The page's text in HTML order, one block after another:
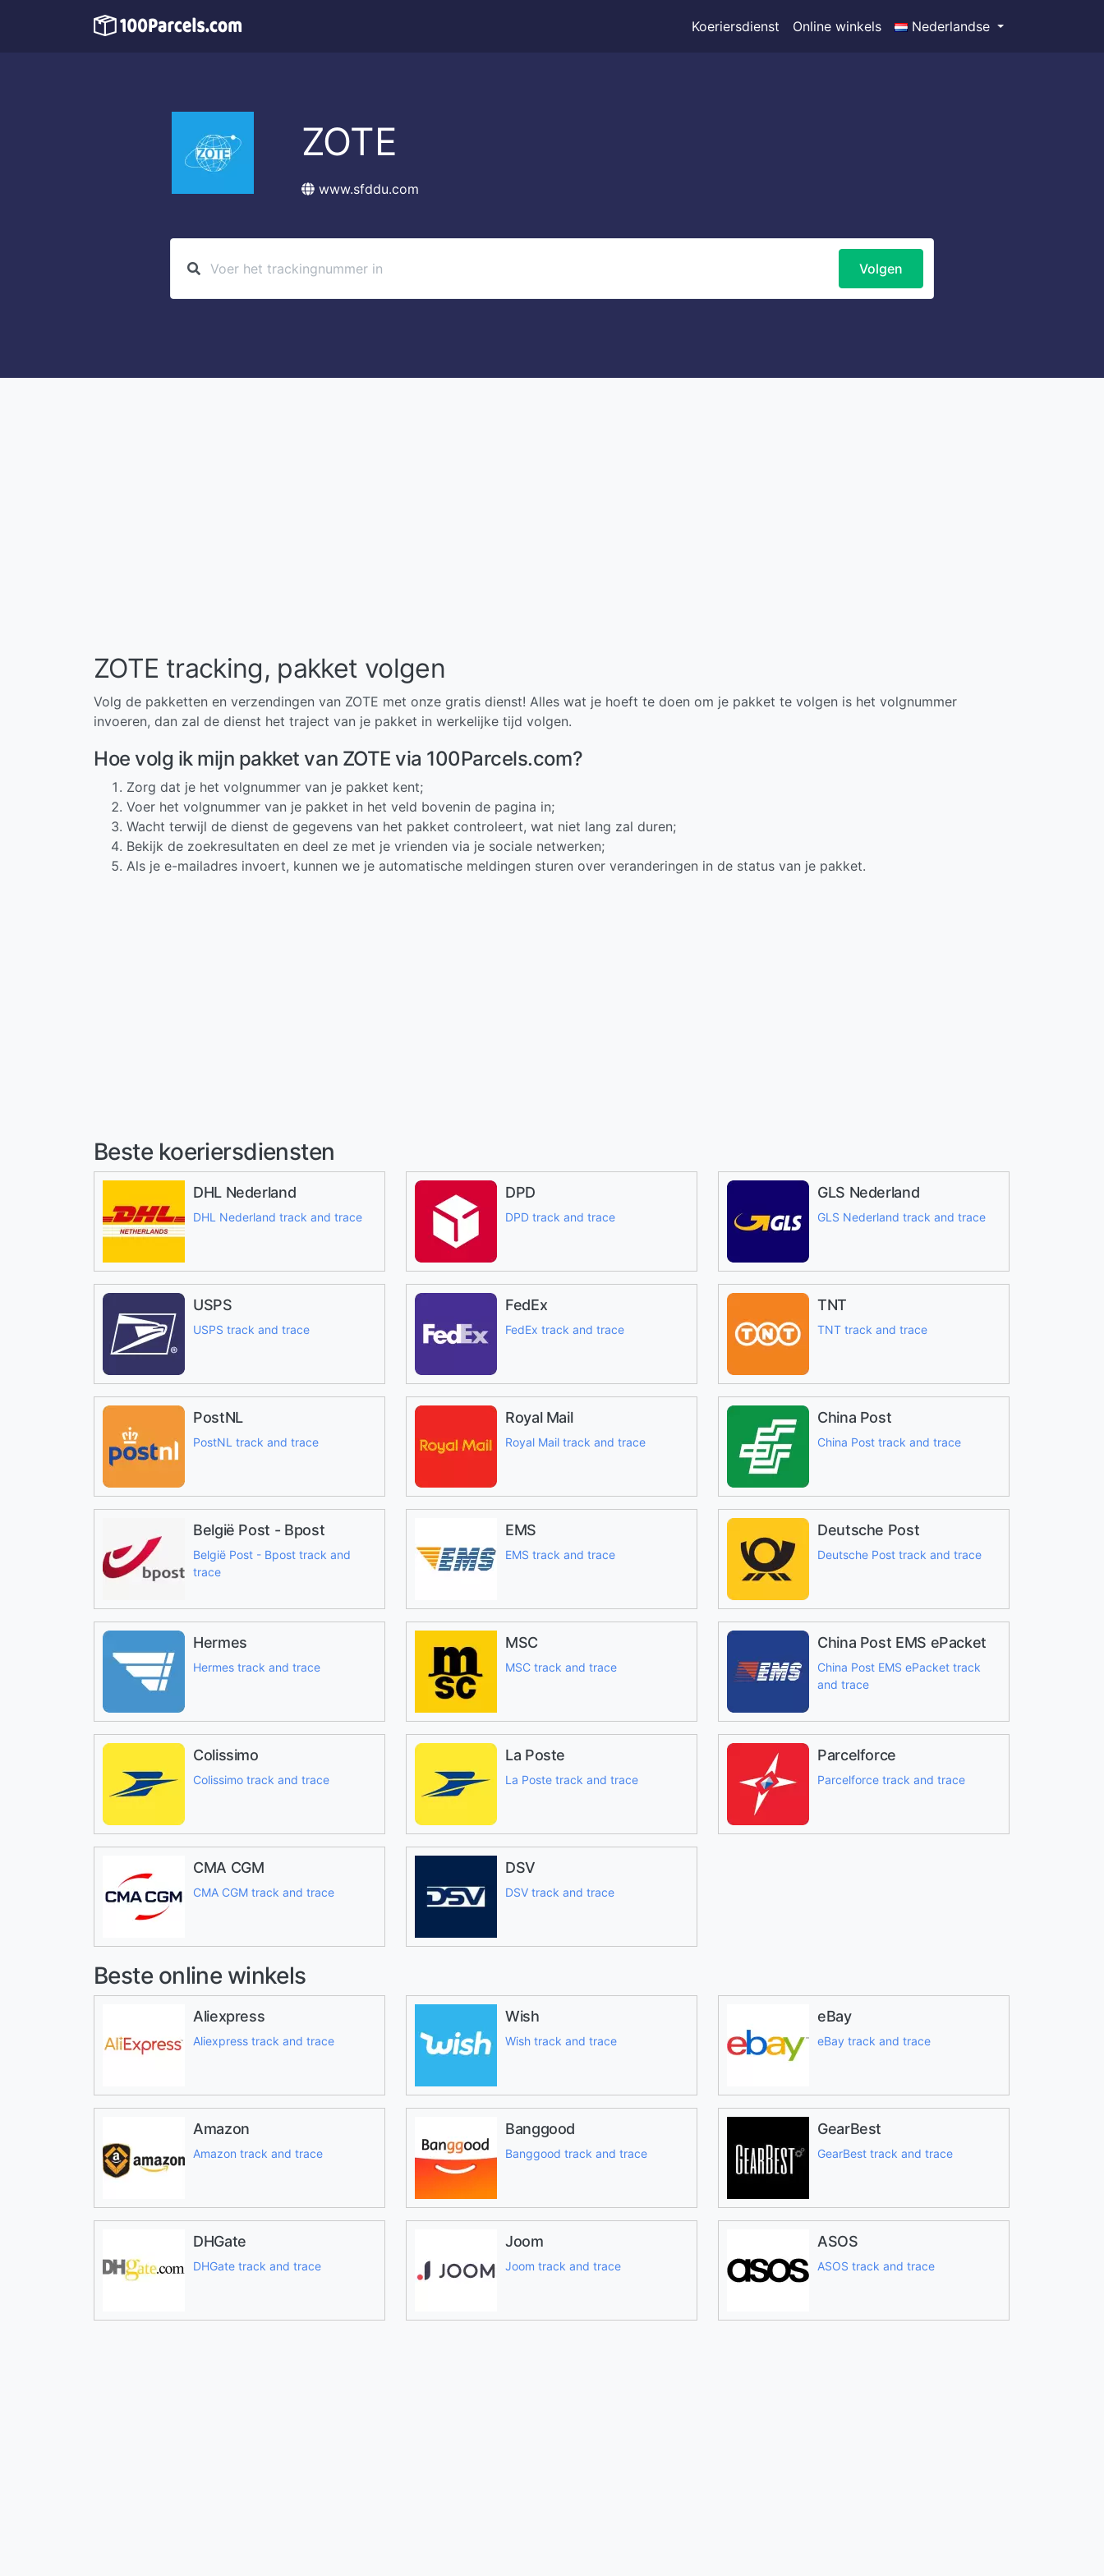
Koeriersdienst Online winkels Nederlandse
ZOTE
www.sfddu.com
Volgen
ZOTE tracking, pakket volgen
Volg de pakketten en verzendingen van ZOTE met onze gratis dienst! Alles wat je hoeft te doen om je pakket te volgen is het volgnummer
invoeren, dan zal de dienst het traject van je pakket in werkelijke tijd volgen.
Hoe volg ik mijn pakket van ZOTE via 100Parcels.com?
Zorg dat je het volgnummer van je pakket kent;
Voer het volgnummer van je pakket in het veld bovenin de pagina in;
Wacht terwijl de dienst de gegevens van het pakket controleert, wat niet lang zal duren;
Bekijk de zoekresultaten en deel ze met je vrienden via je sociale netwerken;
Als je e-mailadres invoert, kunnen we je automatische meldingen sturen over veranderingen in de status van je pakket.
Beste koeriersdiensten
DHL Nederland
DHL Nederland track and trace
DPD
DPD track and trace
GLS Nederland
GLS Nederland track and trace
USPS
USPS track and trace
FedEx
FedEx track and trace
TNT
TNT track and trace
PostNL
PostNL track and trace
Royal Mail
Royal Mail track and trace
China Post
China Post track and trace
België Post - Bpost
België Post - Bpost track and
trace
EMS
EMS track and trace
Deutsche Post
Deutsche Post track and trace
Hermes
Hermes track and trace
MSC
MSC track and trace
China Post EMS ePacket
China Post EMS ePacket track
and trace
Colissimo
Colissimo track and trace
La Poste
La Poste track and trace
Parcelforce
Parcelforce track and trace
CMA CGM
CMA CGM track and trace
DSV
DSV track and trace
Beste online winkels
Aliexpress
Aliexpress track and trace
Wish
Wish track and trace
eBay
eBay track and trace
Amazon
Amazon track and trace
Banggood
Banggood track and trace
GearBest
GearBest track and trace
DHGate
DHGate track and trace
Joom
Joom track and trace
ASOS
ASOS track and trace